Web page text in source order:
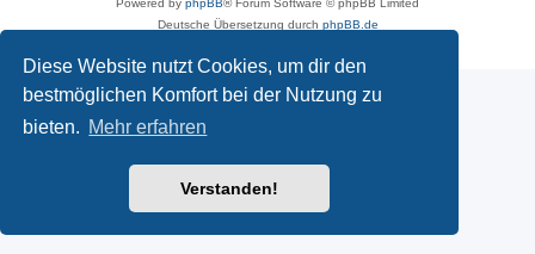
Diese Website nutzt Cookies, um dir den
bestmöglichen Komfort bei der Nutzung zu
bieten. Mehr erfahren
Verstanden!
Powered by phpBB® Forum Software © phpBB Limited
Deutsche Übersetzung durch phpBB.de